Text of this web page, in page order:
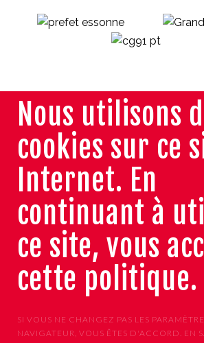
Nous utilisons
cookies sur ce
Internet. En
continuant à
ce site, vous
cette politique.
SI VOUS NE CHANGEZ PAS LES
NAVIGATEUR, VOUS ÊTES D'ACCORD. EN